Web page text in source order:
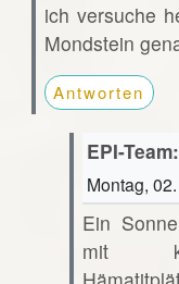
ich versuche
Mondstein
Antworten
EPI-Team:
Montag,
Ein
mit